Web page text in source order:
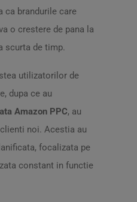
ca brandurile care
o crestere de pana la
scurta de timp.
utilizatorilor de
dupa ce au
Amazon PPC, au
noi. Acestia au
focalizata pe
constant in functie